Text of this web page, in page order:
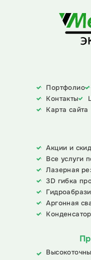
Портфолио
Контакты
Карта сайта
Акции и
Все услуги
Лазерная
3D гибка
Аргонная